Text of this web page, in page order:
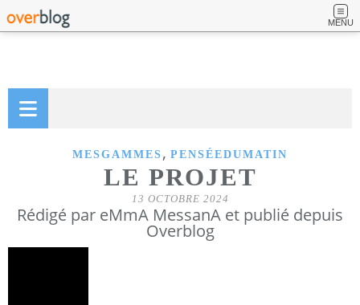
MENU
MESGAMMES , PENSÉEDUMATIN
LE PROJET
13 OCTOBRE 2024
Rédigé par eMmA MessanA et publié depuis
Overblog